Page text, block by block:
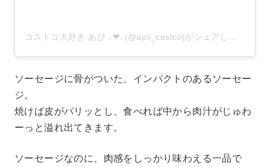
コストコ大好き あぴ ⸜❤︎⸝‍(@apii_costco)がシェアした投稿
ソーセージに骨がついた、インパクトのあるソーセー
ジ。
焼けば皮がパリッとし、食べれば中から肉汁がじゅわ
ーっと溢れ出てきます。
ソーセージなのに、肉感をしっかり味わえる一品で